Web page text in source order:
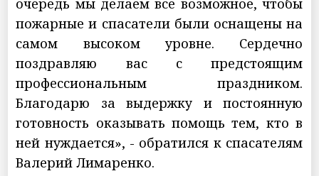
пожарные и спасатели были оснащены на
самом высоком уровне. Сердечно
поздравляю вас с предстоящим
профессиональным праздником.
Благодарю за выдержку и постоянную
готовность оказывать помощь тем, кто в
ней нуждается», - обратился к спасателям
Валерий Лимаренко.